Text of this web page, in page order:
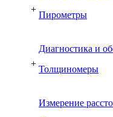
+
Пирометры
+
Диагностика и
Толщиномеры
Измерение